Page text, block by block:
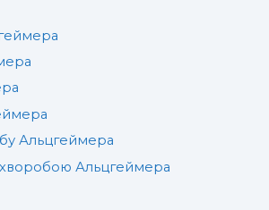
Альцгеймера
хворобою Альцгеймера